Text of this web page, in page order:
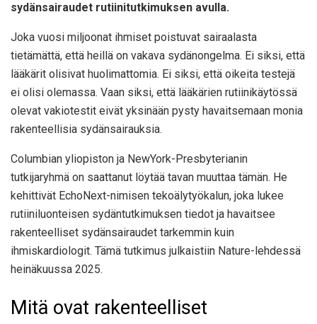
sydänsairaudet rutiinitutkimuksen avulla.
Joka vuosi miljoonat ihmiset poistuvat sairaalasta
tietämättä, että heillä on vakava sydänongelma. Ei siksi, että
lääkärit olisivat huolimattomia. Ei siksi, että oikeita testejä
ei olisi olemassa. Vaan siksi, että lääkärien rutiinikäytössä
olevat vakiotestit eivät yksinään pysty havaitsemaan monia
rakenteellisia sydänsairauksia.
Columbian yliopiston ja NewYork-Presbyterianin
tutkijaryhmä on saattanut löytää tavan muuttaa tämän. He
kehittivät EchoNext-nimisen tekoälytyökalun, joka lukee
rutiiniluonteisen sydäntutkimuksen tiedot ja havaitsee
rakenteelliset sydänsairaudet tarkemmin kuin
ihmiskardiologit. Tämä tutkimus julkaistiin Nature-lehdessä
heinäkuussa 2025.
Mitä ovat rakenteelliset